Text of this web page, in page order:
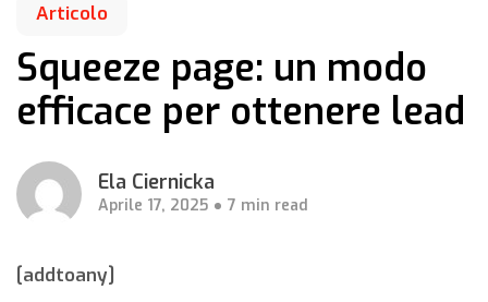
Articolo
Squeeze page: un modo
efficace per ottenere lead
Ela Ciernicka
Aprile 17, 2025 7 min read
[addtoany]